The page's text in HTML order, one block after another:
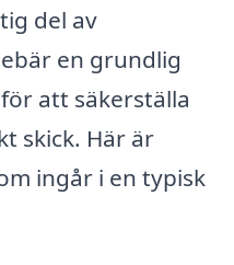
del av
en grundlig
att säkerställa
skick. Här är
ingår i en typisk